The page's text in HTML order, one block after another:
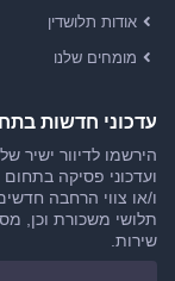
אודות תלושדין
מומחים שלנו
עדכוני חדשות
הירשמו לדיוור ישיר
ועדכוני פסיקה
ו/או צווי הרחבה
תלושי משכורת וכן,
שירות.